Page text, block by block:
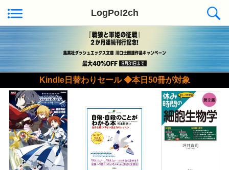
LogPo!2ch
Kindle日替わりセール ◆本日50冊が対象